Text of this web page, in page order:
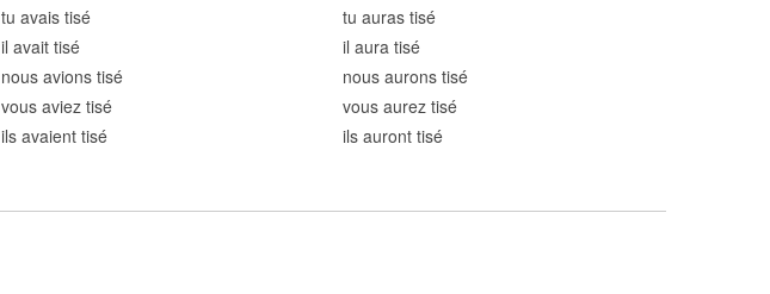
tu avais tisé
il avait tisé
nous avions tisé
vous aviez tisé
ils avaient tisé
tu auras tisé
il aura tisé
nous aurons tisé
vous aurez tisé
ils auront tisé